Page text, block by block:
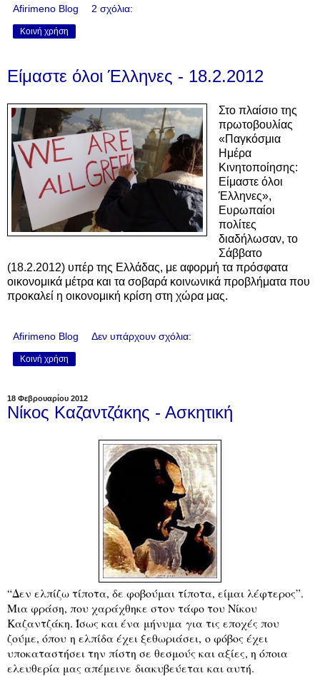
Afirimeno Blog 2 σχόλια:
Κοινή χρήση
Είμαστε όλοι Έλληνες - 18.2.2012
Στο πλαίσιο της
πρωτοβουλίας
«Παγκόσμια
Ημέρα
Κινητοποίησης:
Είμαστε όλοι
Έλληνες»,
Ευρωπαίοι
πολίτες
διαδήλωσαν, το
Σάββατο
(18.2.2012) υπέρ της Ελλάδας, με αφορμή τα πρόσφατα
οικονομικά μέτρα και τα σοβαρά κοινωνικά προβλήματα που
προκαλεί η οικονομική κρίση στη χώρα μας.
Afirimeno Blog Δεν υπάρχουν σχόλια:
Κοινή χρήση
18 Φεβρουαρίου 2012
Νίκος Καζαντζάκης - Ασκητική
“Δεν ελπίζω τίποτα, δε φοβούμαι τίποτα, είμαι λέφτερος”.
Μια φράση, που χαράχθηκε στον τάφο του Νίκου
Καζαντζάκη. Ίσως και ένα μήνυμα για τις εποχές που
ζούμε, όπου η ελπίδα έχει ξεθωριάσει, ο φόβος έχει
υποκαταστήσει την πίστη σε θεσμούς και αξίες, η όποια
ελευθερία μας απέμεινε διακυβεύεται και αυτή.